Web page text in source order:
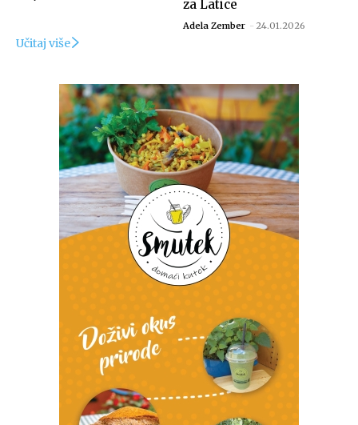
za Latice
Adela Zember - 24.01.2026
Učitaj više